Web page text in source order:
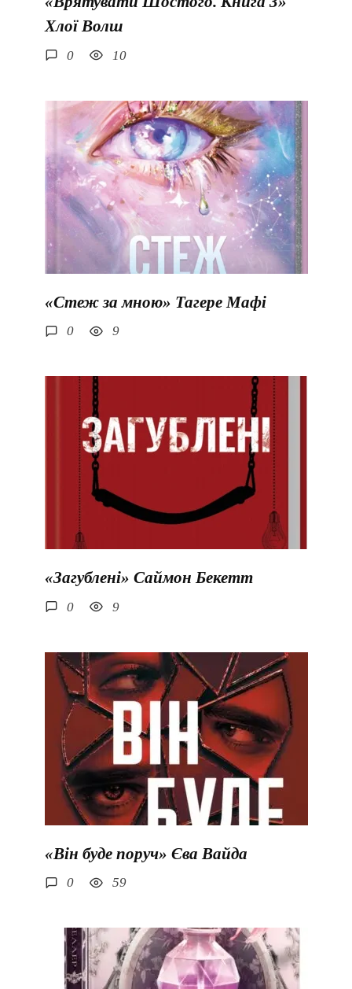
Хлої Волш
0 10
«Стеж за мною» Тагере Мафі
0 9
«Загублені» Саймон Бекетт
0 9
«Він буде поруч» Єва Вайда
0 59